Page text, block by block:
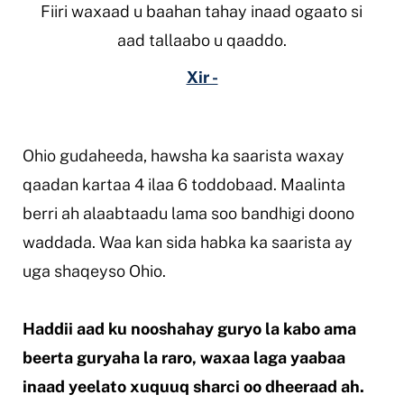
Fiiri waxaad u baahan tahay inaad ogaato si
aad tallaabo u qaaddo.
Xir -
Ohio gudaheeda, hawsha ka saarista waxay
qaadan kartaa 4 ilaa 6 toddobaad. Maalinta
berri ah alaabtaadu lama soo bandhigi doono
waddada. Waa kan sida habka ka saarista ay
uga shaqeyso Ohio.
Haddii aad ku nooshahay guryo la kabo ama
beerta guryaha la raro, waxaa laga yaabaa
inaad yeelato xuquuq sharci oo dheeraad ah.